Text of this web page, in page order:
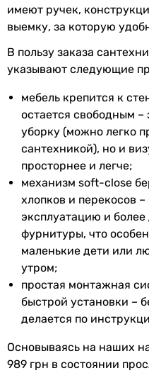
Вес
умывальника
умывальника
Гарантия
Гарантия 24
Увидели ошибку в
Сообщите нам об этом!
Сообщить об ошибке
Характеристики,
Air мессина с
носят ознакомительный
ответственности за
имеют ручек,
выемку, за которую
В пользу заказа
указывают следующие
мебель крепится к
остается свободным –
уборку (можно легко
сантехникой), но и
просторнее и легче;
механизм soft-close
хлопков и перекосов
эксплуатацию и
фурнитуры, что
маленькие дети или
утром;
простая монтажная
быстрой установки –
делается по
Основываясь на наших
989 грн в состоянии